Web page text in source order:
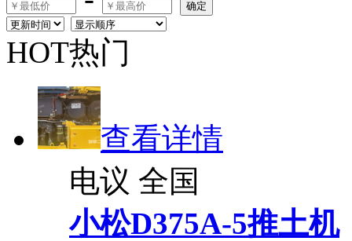
确定
HOT热门
查看详情
电议 全国
小松D375A-5推土机